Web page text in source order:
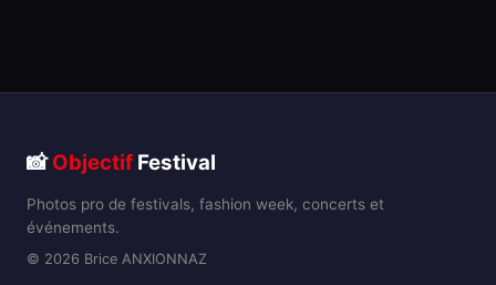
📸Objectif Festival
Photos pro de festivals, fashion week, concerts et
événements.
© 2026 Brice ANXIONNAZ